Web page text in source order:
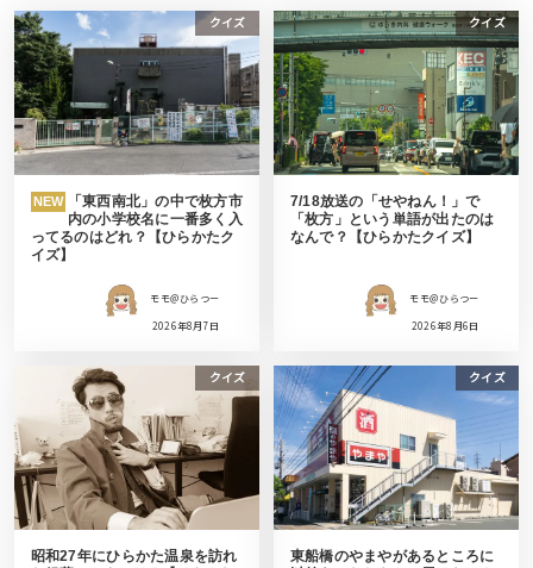
クイズ
NEW
「東西南北」の中で枚方市
内の小学校名に一番多く入
ってるのはどれ？【ひらかたク
イズ】
モモ＠ひらつー
2026年8月7日
クイズ
7/18放送の「せやねん！」で
「枚方」という単語が出たのは
なんで？【ひらかたクイズ】
モモ＠ひらつー
2026年8月6日
クイズ
昭和27年にひらかた温泉を訪れ
クイズ
東船橋のやまやがあるところに